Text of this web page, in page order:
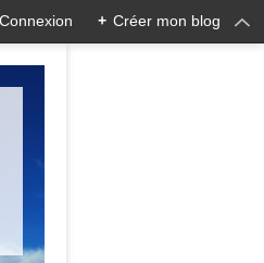
Connexion + Créer mon blog